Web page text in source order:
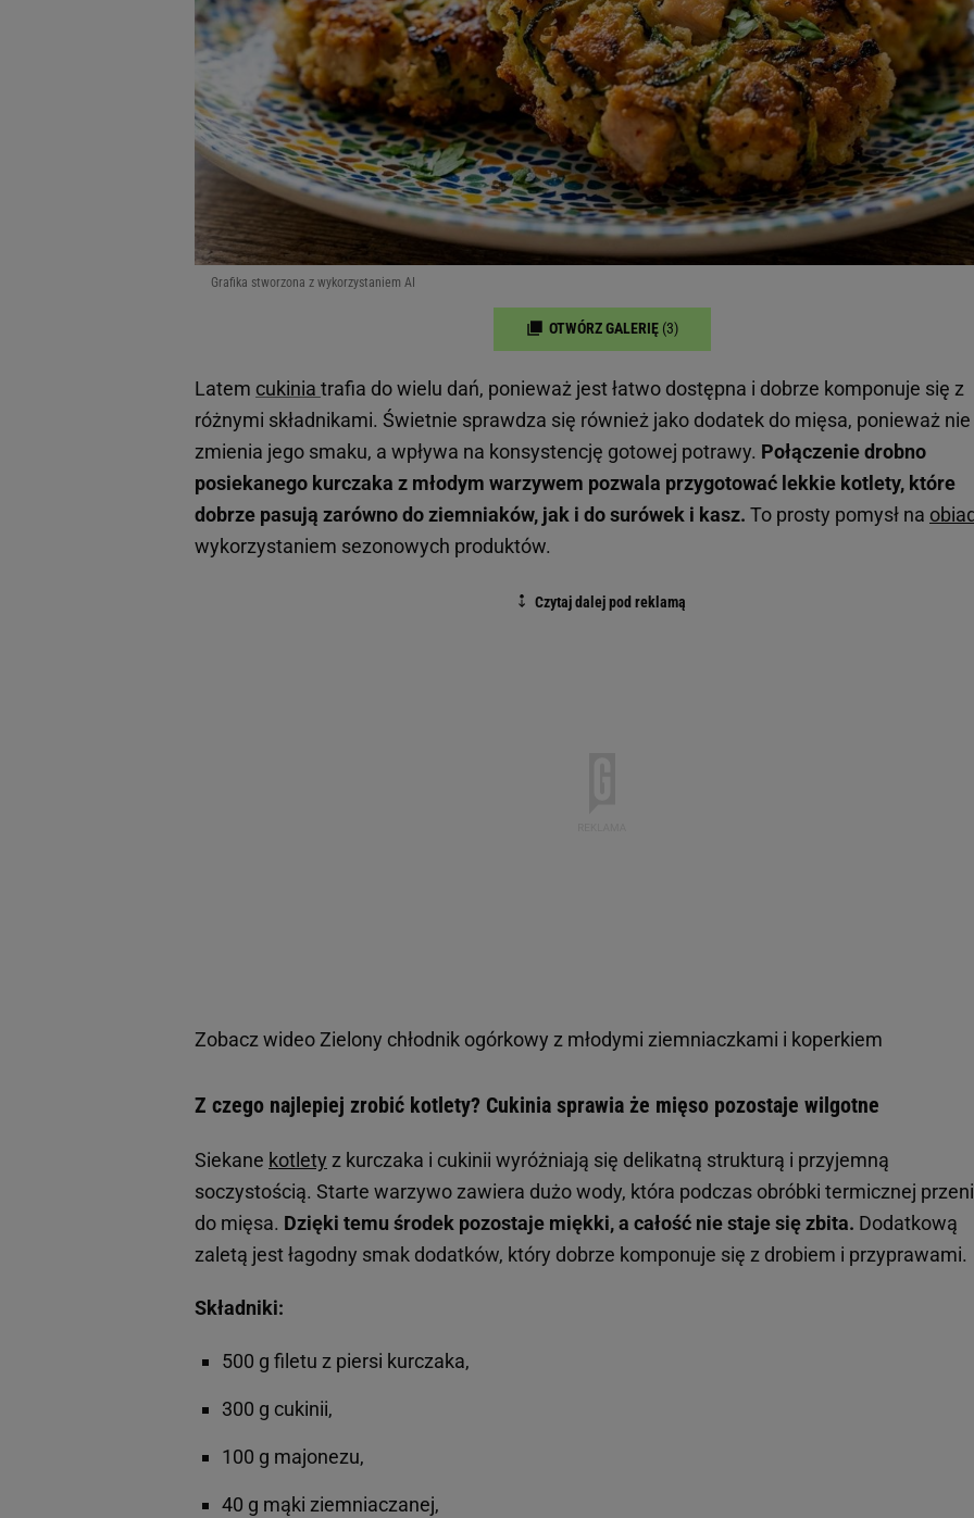
Grafika stworzona z wykorzystaniem AI
OTWÓRZ GALERIĘ (3)
Latem cukinia trafia do wielu dań, ponieważ jest łatwo dostępna i dobrze komponuje się z
różnymi składnikami. Świetnie sprawdza się również jako dodatek do mięsa, ponieważ nie
zmienia jego smaku, a wpływa na konsystencję gotowej potrawy. Połączenie drobno
posiekanego kurczaka z młodym warzywem pozwala przygotować lekkie kotlety, które
dobrze pasują zarówno do ziemniaków, jak i do surówek i kasz. To prosty pomysł na
wykorzystaniem sezonowych produktów.
Zobacz wideo Zielony chłodnik ogórkowy z młodymi ziemniaczkami i koperkiem
Z czego najlepiej zrobić kotlety? Cukinia sprawia że mięso pozostaje wilgotne
Siekane kotlety z kurczaka i cukinii wyróżniają się delikatną strukturą i przyjemną
soczystością. Starte warzywo zawiera dużo wody, która podczas obróbki termicznej
do mięsa. Dzięki temu środek pozostaje miękki, a całość nie staje się zbita. Dodatkową
zaletą jest łagodny smak dodatków, który dobrze komponuje się z drobiem i przyprawami.
Składniki:
500 g filetu z piersi kurczaka,
300 g cukinii,
100 g majonezu,
40 g mąki ziemniaczanej,